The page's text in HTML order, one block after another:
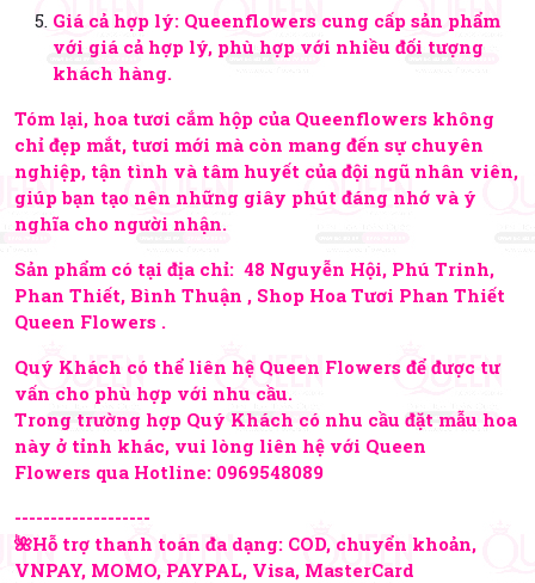
Giá cả hợp lý: Queenflowers cung cấp sản phẩm
với giá cả hợp lý, phù hợp với nhiều đối tượng
khách hàng.
Tóm lại, hoa tươi cắm hộp của Queenflowers không
chỉ đẹp mắt, tươi mới mà còn mang đến sự chuyên
nghiệp, tận tình và tâm huyết của đội ngũ nhân viên,
giúp bạn tạo nên những giây phút đáng nhớ và ý
nghĩa cho người nhận.
Sản phẩm có tại địa chỉ: 48 Nguyễn Hội, Phú Trinh,
Phan Thiết, Bình Thuận , Shop Hoa Tươi Phan Thiết
Queen Flowers .
Quý Khách có thể liên hệ Queen Flowers để được tư
vấn cho phù hợp với nhu cầu.
Trong trường hợp Quý Khách có nhu cầu đặt mẫu hoa
này ở tỉnh khác, vui lòng liên hệ với Queen
Flowers qua Hotline: 0969548089
-------------------
🌺Hỗ trợ thanh toán đa dạng: COD, chuyển khoản,
VNPAY, MOMO, PAYPAL, Visa, MasterCard